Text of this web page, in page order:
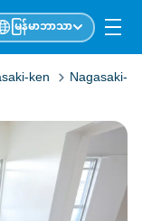
မြန်မာဘာသာ
ken Nagasaki-